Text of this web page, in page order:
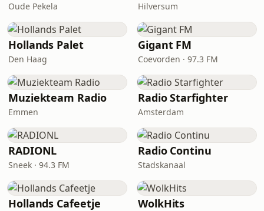
Oude Pekela Hilversum
Hollands Palet
Den Haag
Gigant FM
Coevorden · 97.3 FM
Muziekteam Radio
Emmen
Radio Starfighter
Amsterdam
RADIONL
Sneek · 94.3 FM
Radio Continu
Stadskanaal
Hollands Cafeetje WolkHits